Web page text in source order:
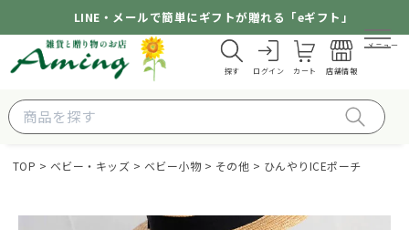
LINE・メールで簡単にギフトが贈れる「eギフト」
探す ログイン カート 店舗情報
メニュー
TOP ベビー・キッズ ベビー小物 その他 ひんやりICEポーチ